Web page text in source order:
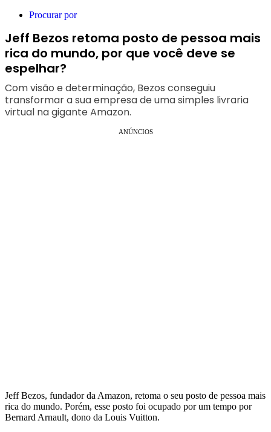
Procurar por
Jeff Bezos retoma posto de pessoa mais
rica do mundo, por que você deve se
espelhar?
Com visão e determinação, Bezos conseguiu
transformar a sua empresa de uma simples livraria
virtual na gigante Amazon.
ANÚNCIOS
Jeff Bezos, fundador da Amazon, retoma o seu posto de pessoa mais
rica do mundo. Porém, esse posto foi ocupado por um tempo por
Bernard Arnault, dono da Louis Vuitton.